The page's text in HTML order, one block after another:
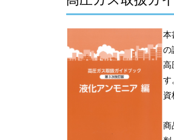
本
の
高
す
資
商